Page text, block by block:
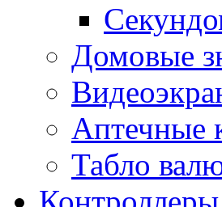
Домовые
Аптечные
Табло